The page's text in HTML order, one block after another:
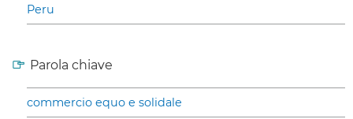
Peru
Parola chiave
commercio equo e solidale